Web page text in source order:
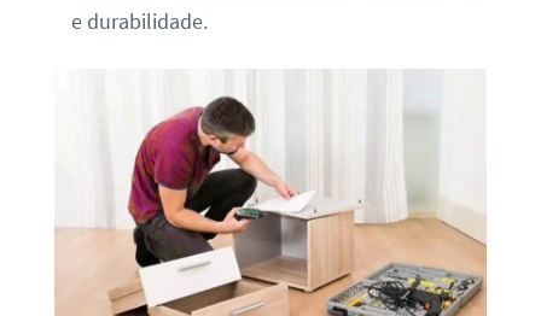
e durabilidade.